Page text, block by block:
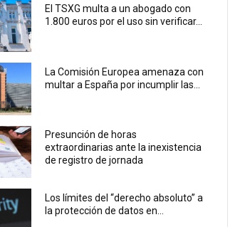
El TSXG multa a un abogado con
1.800 euros por el uso sin verificar...
La Comisión Europea amenaza con
multar a España por incumplir las...
Presunción de horas
extraordinarias ante la inexistencia
de registro de jornada
Los límites del “derecho absoluto” a
la protección de datos en...